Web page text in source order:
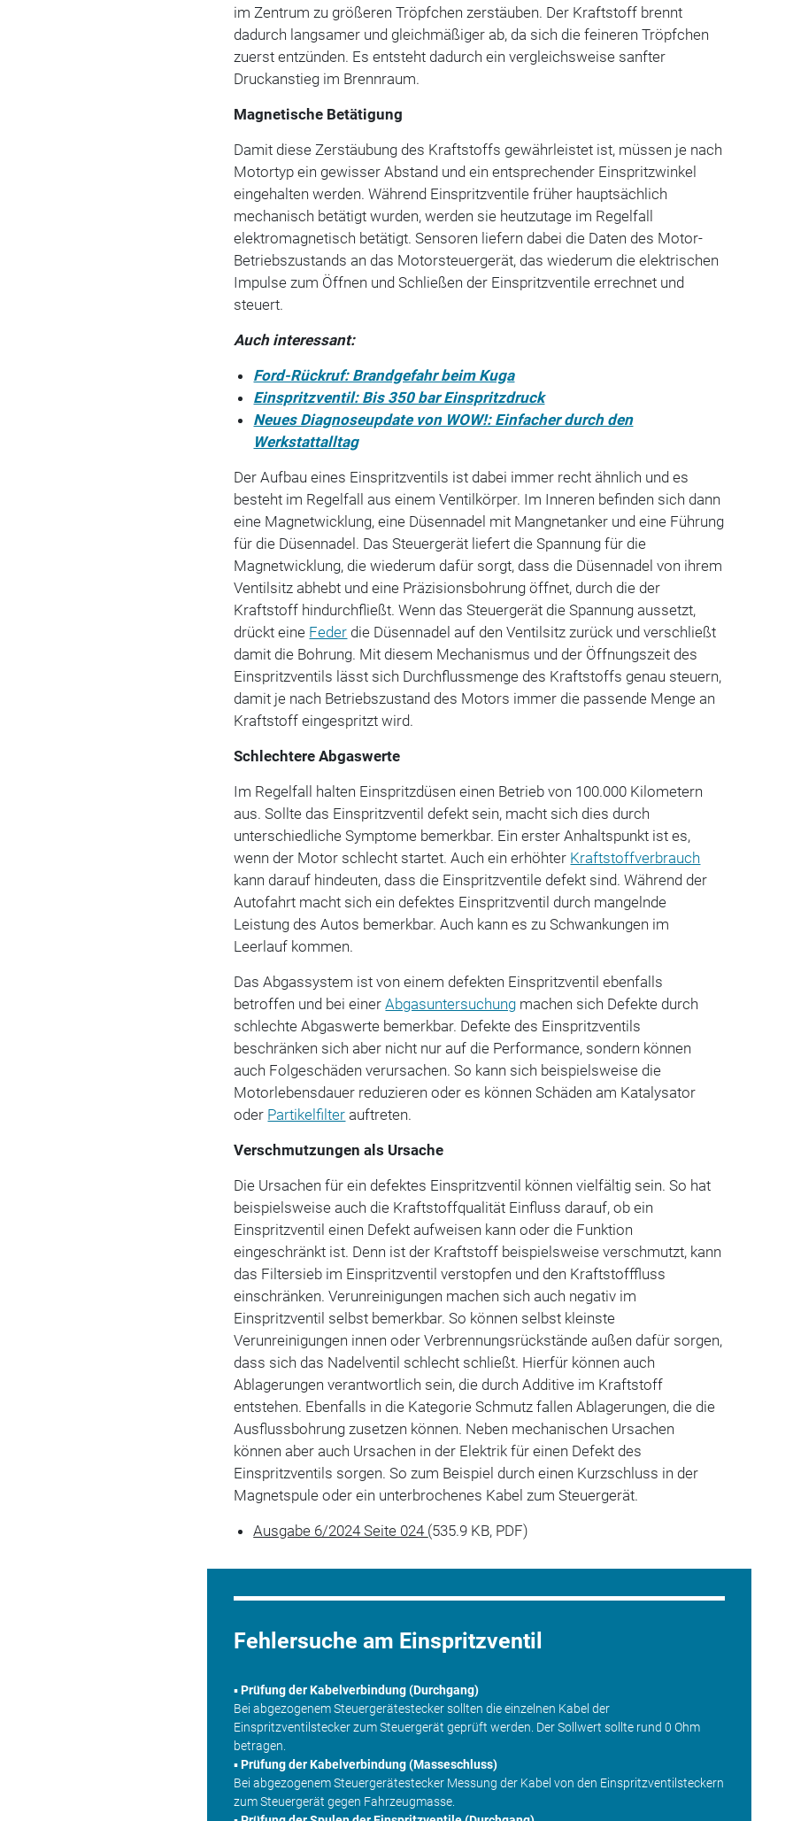
im Zentrum zu größeren Tröpfchen zerstäuben. Der Kraftstoff brennt
dadurch langsamer und gleichmäßiger ab, da sich die feineren Tröpfchen
zuerst entzünden. Es entsteht dadurch ein vergleichsweise sanfter
Druckanstieg im Brennraum.
Magnetische Betätigung
Damit diese Zerstäubung des Kraftstoffs gewährleistet ist, müssen je nach
Motortyp ein gewisser Abstand und ein entsprechender Einspritzwinkel
eingehalten werden. Während Einspritzventile früher hauptsächlich
mechanisch betätigt wurden, werden sie heutzutage im Regelfall
elektromagnetisch betätigt. Sensoren liefern dabei die Daten des Motor-
Betriebszustands an das Motorsteuergerät, das wiederum die elektrischen
Impulse zum Öffnen und Schließen der Einspritzventile errechnet und
steuert.
Auch interessant:
Ford-Rückruf: Brandgefahr beim Kuga
Einspritzventil: Bis 350 bar Einspritzdruck
Neues Diagnoseupdate von WOW!: Einfacher durch den
Werkstattalltag
Der Aufbau eines Einspritzventils ist dabei immer recht ähnlich und es
besteht im Regelfall aus einem Ventilkörper. Im Inneren befinden sich dann
eine Magnetwicklung, eine Düsennadel mit Mangnet­anker und eine Führung
für die Düsennadel. Das Steuergerät liefert die Spannung für die
Magnetwicklung, die wiederum dafür sorgt, dass die Düsen­nadel von ihrem
Ventilsitz abhebt und eine Präzisionsbohrung öffnet, durch die der
Kraftstoff hindurchfließt. Wenn das Steuergerät die Spannung aussetzt,
drückt eine Feder die Düsen­nadel auf den Ventilsitz zurück und verschließt
damit die Bohrung. Mit diesem Mechanismus und der Öffnungszeit des
Einspritzventils lässt sich Durchflussmenge des Kraftstoffs genau steuern,
damit je nach Betriebszustand des Motors immer die passende Menge an
Kraftstoff eingespritzt wird.
Schlechtere Abgaswerte
Im Regelfall halten Einspritzdüsen einen Betrieb von 100.000 Kilometern
aus. Sollte das Einspritzventil defekt sein, macht sich dies durch
unterschiedliche Symptome bemerkbar. Ein erster Anhaltspunkt ist es,
wenn der Motor schlecht startet. Auch ein erhöhter Kraftstoffverbrauch
kann darauf hindeuten, dass die Einspritzventile defekt sind. Während der
Autofahrt macht sich ein defektes Einspritzventil durch mangelnde
Leistung des Autos bemerkbar. Auch kann es zu Schwankungen im
Leerlauf kommen.
Das Abgassystem ist von einem defekten Einspritzventil ebenfalls
betroffen und bei einerAbgasuntersuchung machen sich Defekte durch
schlechte Abgaswerte bemerkbar. Defekte des Einspritzventils
beschränken sich aber nicht nur auf die Performance, sondern können
auch Folgeschäden verursachen. So kann sich ­beispielsweise die
Motorlebensdauer reduzieren oder es können Schäden am Katalysator
oder Partikelfilter auftreten.
Verschmutzungen als Ursache
Die Ursachen für ein defektes Einspritzventil können vielfältig sein. So hat
beispielsweise auch die Kraftstoffqualität Einfluss darauf, ob ein
Einspritzventil einen Defekt aufweisen kann oder die Funktion
eingeschränkt ist. Denn ist der Kraftstoff beispielsweise verschmutzt, kann
das Filtersieb im Einspritzventil verstopfen und den Kraftstofffluss
einschränken. Verunreinigungen machen sich auch negativ im
Einspritzventil selbst bemerkbar. So können selbst kleinste
Verunreinigungen innen oder Verbrennungsrückstände außen dafür sorgen,
dass sich das Nadelventil schlecht schließt. Hierfür können auch
Ablagerungen verantwortlich sein, die durch Additive im Kraftstoff
entstehen. Ebenfalls in die Kategorie Schmutz fallen Ablagerungen, die die
Ausflussbohrung zusetzen können. Neben mechanischen Ursachen
können aber auch Ursachen in der Elektrik für einen Defekt des
Einspritzventils sorgen. So zum Beispiel durch einen Kurzschluss in der
Magnetspule oder ein unterbrochenes Kabel zum Steuergerät.
Ausgabe 6/2024 Seite 024 (535.9 KB, PDF)
Fehlersuche am Einspritzventil
▪Prüfung der Kabelverbindung (Durchgang)
Bei abgezogenem Steuergerätestecker sollten die einzelnen Kabel der
Einspritzventilstecker zum Steuergerät geprüft werden. Der Sollwert sollte rund 0 Ohm
betragen.
▪Prüfung der Kabelverbindung (Masseschluss)
Bei abgezogenem Steuergerätestecker Messung der Kabel von den Einspritzventilsteckern
zum Steuergerät gegen Fahrzeugmasse.